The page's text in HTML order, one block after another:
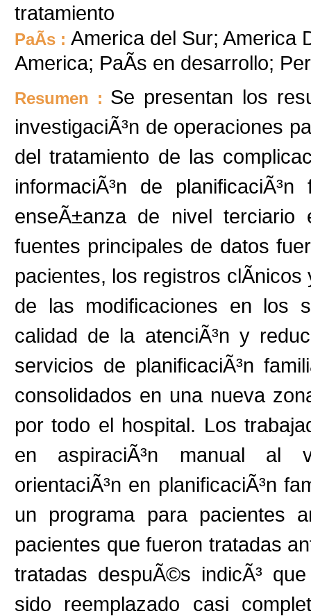
tratamiento
PaÃ­s : America del Sur; America
America; PaÃ­s en desarrollo;
Resumen : Se presentan los
investigaciÃ³n de operaciones
del tratamiento de las
informaciÃ³n de
enseÃ±anza de nivel
fuentes principales de datos
pacientes, los registros
de las modificaciones en los
calidad de la atenciÃ³n y
servicios de planificaciÃ³n
consolidados en una nueva
por todo el hospital. Los
en aspiraciÃ³n manual al
orientaciÃ³n en planificaciÃ³n
un programa para pacientes
pacientes que fueron tratadas
tratadas despuÃ©s indicÃ³
sido reemplazado casi